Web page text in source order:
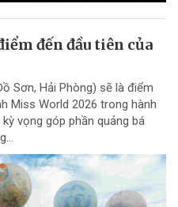
đến đầu tiên của
Sơn, Hải Phòng) sẽ là điểm
Miss World 2026 trong hành
vọng góp phần quảng bá